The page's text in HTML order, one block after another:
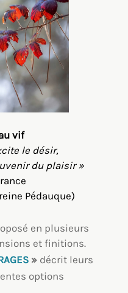
vif
le désir,
du plaisir »
Pédauque)
en plusieurs
et finitions.
» décrit leurs
options